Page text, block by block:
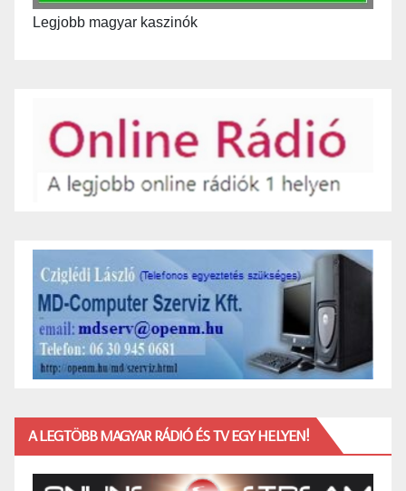
Legjobb magyar kaszinók
A LEGTÖBB MAGYAR RÁDIÓ ÉS TV EGY HELYEN!